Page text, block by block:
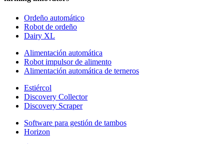
Ordeño automático
Robot de ordeño
Dairy XL
Alimentación automática
Robot impulsor de alimento
Alimentación automática de terneros
Estiércol
Discovery Collector
Discovery Scraper
Software para gestión de tambos
Horizon